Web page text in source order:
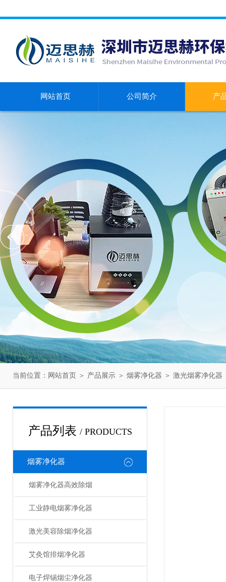
网站首页 公司简介 产
当前位置： 网站首页 ＞ 产品展示 ＞ 烟雾净化器 ＞ 激光烟雾净化器
产品列表 / PRODUCTS
烟雾净化器
烟雾净化器高效除烟
工业静电烟雾净化器
激光美容除烟净化器
艾灸馆排烟净化器
电子焊锡烟尘净化器